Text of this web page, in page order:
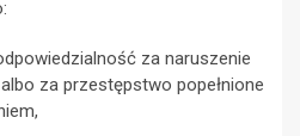
za naruszenie
za przestępstwo popełnione